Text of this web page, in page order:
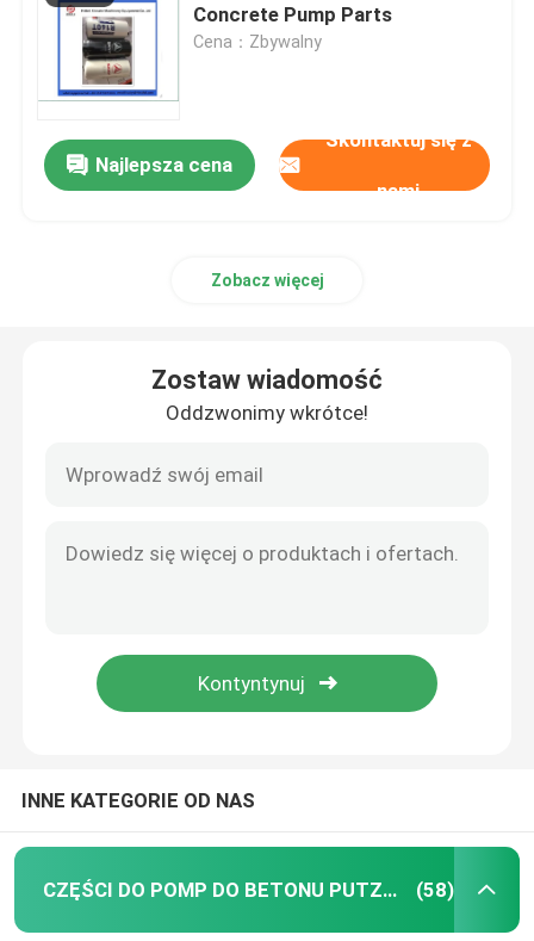
Concrete Pump Parts
Cena：Zbywalny
Najlepsza cena
Skontaktuj się z
nami
Zobacz więcej
Zostaw wiadomość
Oddzwonimy wkrótce!
INNE KATEGORIE OD NAS
CZĘŚCI DO POMP DO BETONU PUTZMEISTER (58)